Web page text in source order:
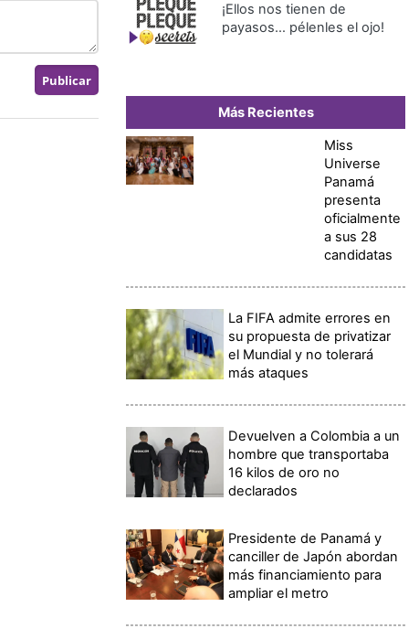
¡Ellos nos tienen de
payasos… pélenles el ojo!
Más Recientes
Miss
Universe
Panamá
presenta
oficialmente
a sus 28
candidatas
La FIFA admite errores en
su propuesta de privatizar
el Mundial y no tolerará
más ataques
Devuelven a Colombia a un
hombre que transportaba
16 kilos de oro no
declarados
Presidente de Panamá y
canciller de Japón abordan
más financiamiento para
ampliar el metro